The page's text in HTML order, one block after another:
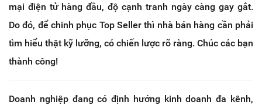
mại điện tử hàng đầu, độ cạnh tranh ngày càng gay gắt.
Do đó, để chinh phục Top Seller thì nhà bán hàng cần phải
tìm hiểu thật kỹ lưỡng, có chiến lược rõ ràng. Chúc các bạn
thành công!
Doanh nghiệp đang có định hướng kinh doanh đa kênh,